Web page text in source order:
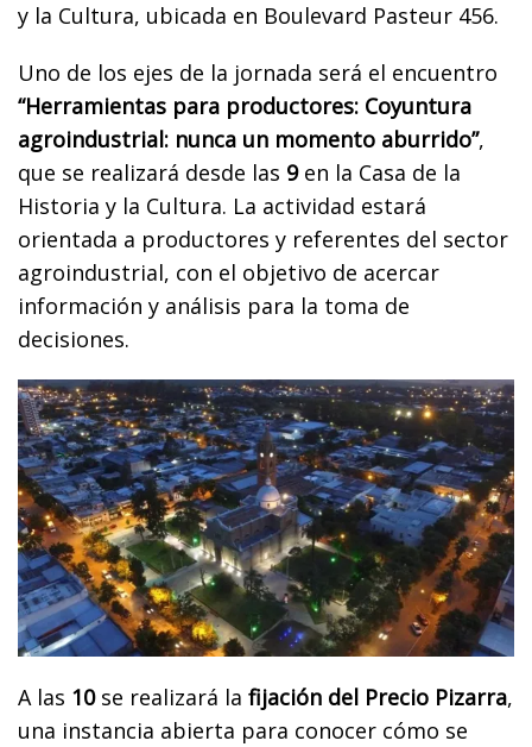
y la Cultura, ubicada en Boulevard Pasteur 456.
Uno de los ejes de la jornada será el encuentro
“Herramientas para productores: Coyuntura
agroindustrial: nunca un momento aburrido”,
que se realizará desde las 9en la Casa de la
Historia y la Cultura. La actividad estará
orientada a productores y referentes del sector
agroindustrial, con el objetivo de acercar
información y análisis para la toma de
decisiones.
A las 10se realizará la fijación del Precio Pizarra,
una instancia abierta para conocer cómo se